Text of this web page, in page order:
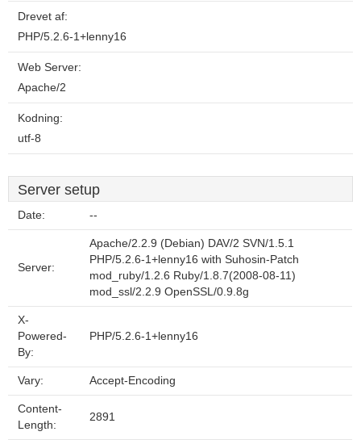
Drevet af:
PHP/5.2.6-1+lenny16
Web Server:
Apache/2
Kodning:
utf-8
Server setup
Date: --
Server:
Apache/2.2.9 (Debian) DAV/2 SVN/1.5.1
PHP/5.2.6-1+lenny16 with Suhosin-Patch
mod_ruby/1.2.6 Ruby/1.8.7(2008-08-11)
mod_ssl/2.2.9 OpenSSL/0.9.8g
X-
Powered-
By:
PHP/5.2.6-1+lenny16
Vary: Accept-Encoding
Content-
Length:
2891